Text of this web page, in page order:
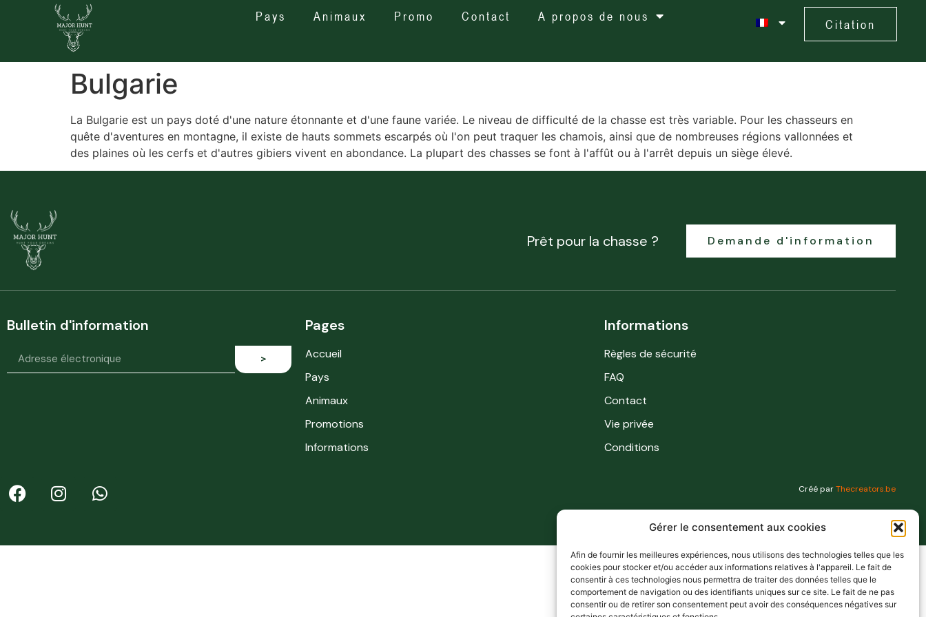
Gérer le consentement aux cookies
Afin de fournir les meilleures expériences, nous utilisons des technologies telles que les
cookies pour stocker et/ou accéder aux informations relatives à l'appareil. Le fait de
consentir à ces technologies nous permettra de traiter des données telles que le
comportement de navigation ou des identifiants uniques sur ce site. Le fait de ne pas
consentir ou de retirer son consentement peut avoir des conséquences négatives sur
Pays Animaux Promo Contact A propos de nous
Citation
Bulgarie
La Bulgarie est un pays doté d'une nature étonnante et d'une faune variée. Le niveau de difficulté de la chasse est très variable. Pour les chasseurs en
quête d'aventures en montagne, il existe de hauts sommets escarpés où l'on peut traquer les chamois, ainsi que de nombreuses régions vallonnées et
des plaines où les cerfs et d'autres gibiers vivent en abondance. La plupart des chasses se font à l'affût ou à l'arrêt depuis un siège élevé.
Prêt pour la chasse ? Demande d'information
Bulletin d'information
>
Pages
Accueil
Pays
Animaux
Promotions
Informations
Informations
Règles de sécurité
FAQ
Contact
Vie privée
Conditions
Créé parThecreators.be